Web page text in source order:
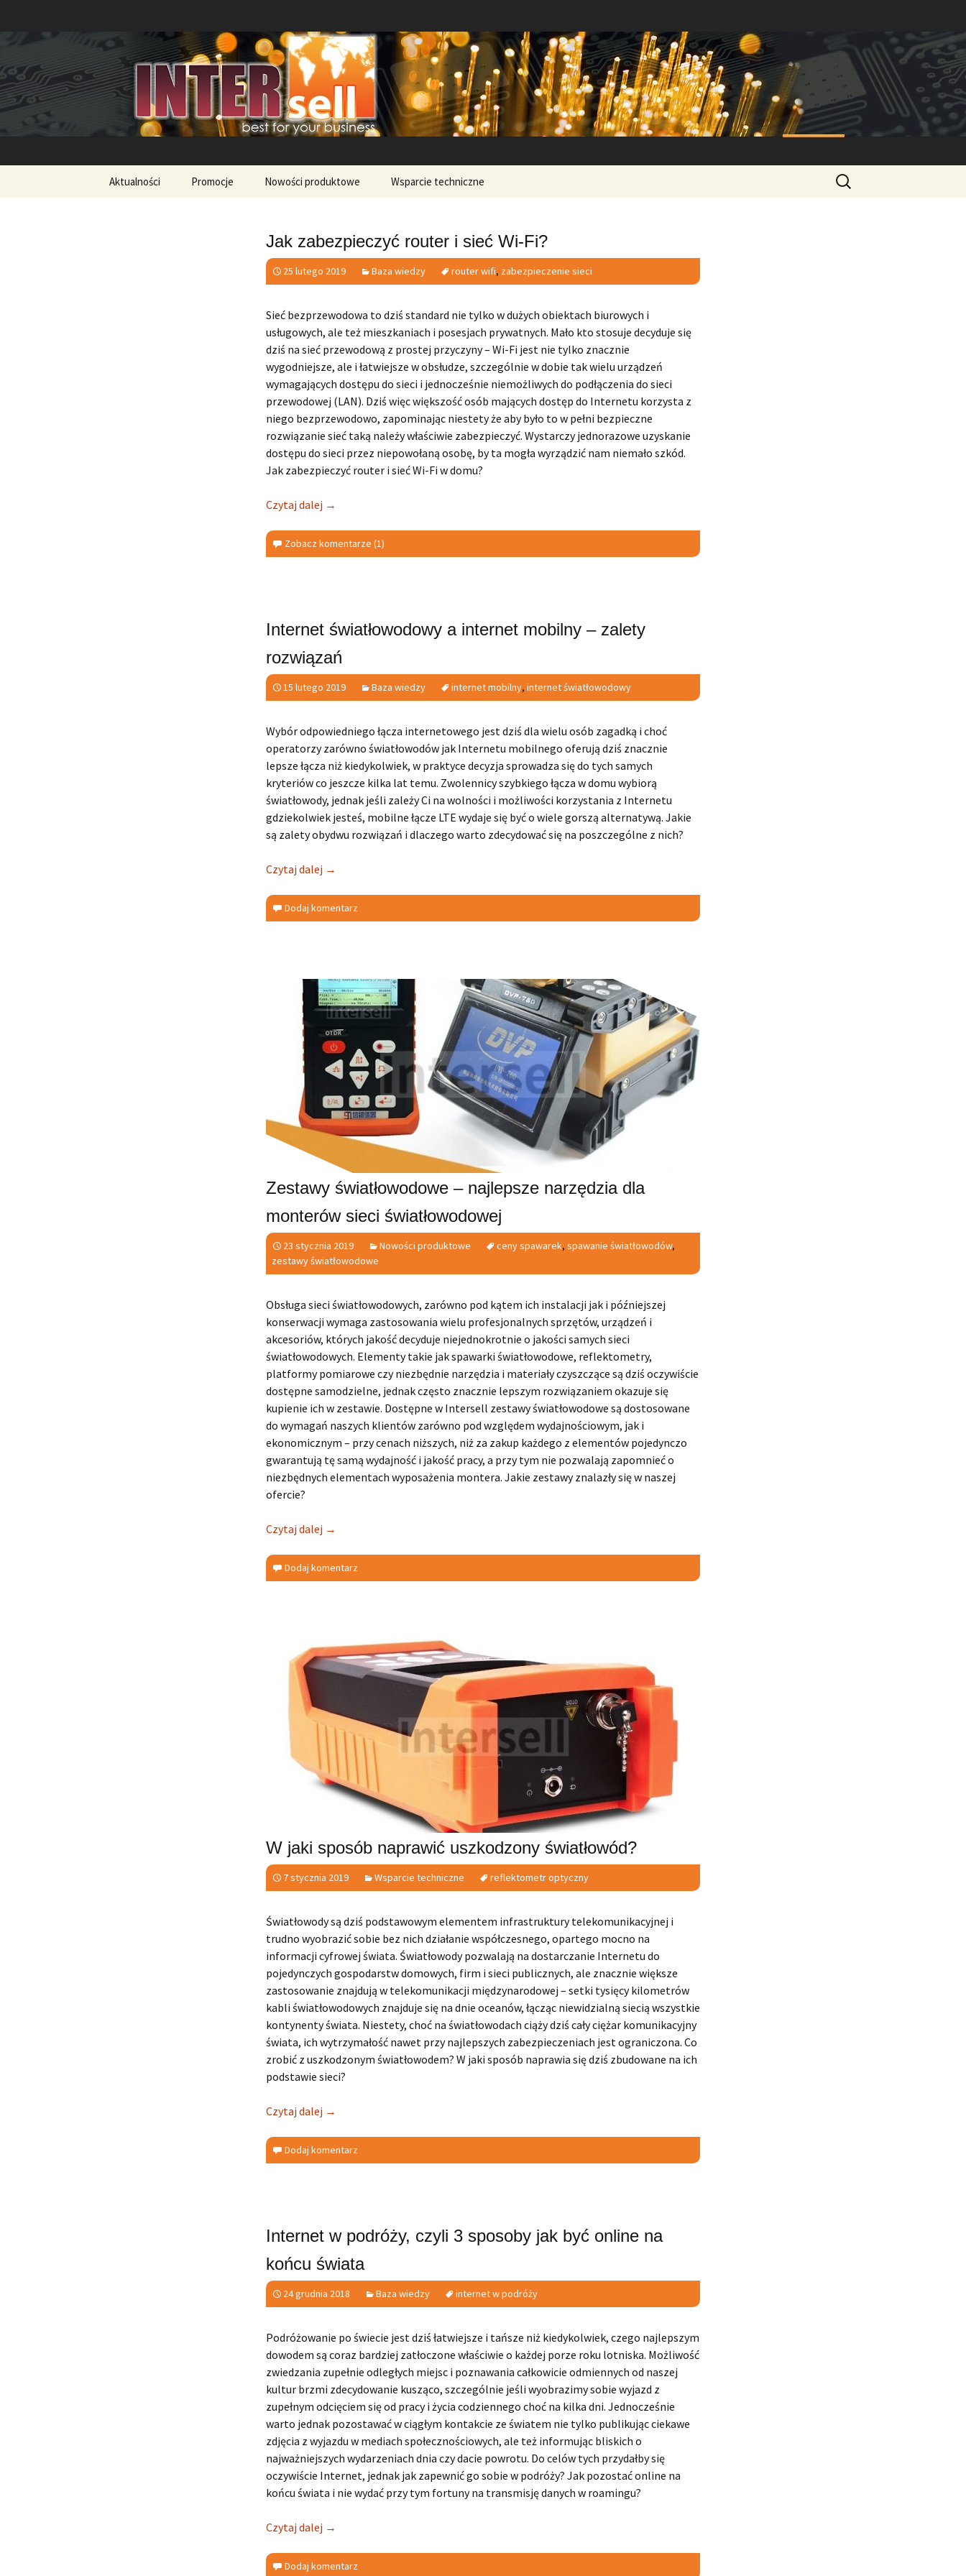
Intersell
Przeskocz do treści
Aktualności Promocje Nowości produktowe Wsparcie techniczne Szukaj:
Jak zabezpieczyć router i sieć Wi-Fi?
25 lutego 2019 Baza wiedzy router wifi, zabezpieczenie sieci
Sieć bezprzewodowa to dziś standard nie tylko w dużych obiektach biurowych i
usługowych, ale też mieszkaniach i posesjach prywatnych. Mało kto stosuje decyduje się
dziś na sieć przewodową z prostej przyczyny – Wi-Fi jest nie tylko znacznie
wygodniejsze, ale i łatwiejsze w obsłudze, szczególnie w dobie tak wielu urządzeń
wymagających dostępu do sieci i jednocześnie niemożliwych do podłączenia do sieci
przewodowej (LAN). Dziś więc większość osób mających dostęp do Internetu korzysta z
niego bezprzewodowo, zapominając niestety że aby było to w pełni bezpieczne
rozwiązanie sieć taką należy właściwie zabezpieczyć. Wystarczy jednorazowe uzyskanie
dostępu do sieci przez niepowołaną osobę, by ta mogła wyrządzić nam niemało szkód.
Jak zabezpieczyć router i sieć Wi-Fi w domu?
Czytaj dalej →
Zobacz komentarze (1)
Internet światłowodowy a internet mobilny – zalety
rozwiązań
15 lutego 2019 Baza wiedzy internet mobilny, internet światłowodowy
Wybór odpowiedniego łącza internetowego jest dziś dla wielu osób zagadką i choć
operatorzy zarówno światłowodów jak Internetu mobilnego oferują dziś znacznie
lepsze łącza niż kiedykolwiek, w praktyce decyzja sprowadza się do tych samych
kryteriów co jeszcze kilka lat temu. Zwolennicy szybkiego łącza w domu wybiorą
światłowody, jednak jeśli zależy Ci na wolności i możliwości korzystania z Internetu
gdziekolwiek jesteś, mobilne łącze LTE wydaje się być o wiele gorszą alternatywą. Jakie
są zalety obydwu rozwiązań i dlaczego warto zdecydować się na poszczególne z nich?
Czytaj dalej →
Dodaj komentarz
Zestawy światłowodowe – najlepsze narzędzia dla
monterów sieci światłowodowej
23 stycznia 2019 Nowości produktowe ceny spawarek, spawanie światłowodów,
zestawy światłowodowe
Obsługa sieci światłowodowych, zarówno pod kątem ich instalacji jak i późniejszej
konserwacji wymaga zastosowania wielu profesjonalnych sprzętów, urządzeń i
akcesoriów, których jakość decyduje niejednokrotnie o jakości samych sieci
światłowodowych. Elementy takie jak spawarki światłowodowe, reflektometry,
platformy pomiarowe czy niezbędnie narzędzia i materiały czyszczące są dziś oczywiście
dostępne samodzielne, jednak często znacznie lepszym rozwiązaniem okazuje się
kupienie ich w zestawie. Dostępne w Intersell zestawy światłowodowe są dostosowane
do wymagań naszych klientów zarówno pod względem wydajnościowym, jak i
ekonomicznym – przy cenach niższych, niż za zakup każdego z elementów pojedynczo
gwarantują tę samą wydajność i jakość pracy, a przy tym nie pozwalają zapomnieć o
niezbędnych elementach wyposażenia montera. Jakie zestawy znalazły się w naszej
ofercie?
Czytaj dalej →
Dodaj komentarz
W jaki sposób naprawić uszkodzony światłowód?
7 stycznia 2019 Wsparcie techniczne reflektometr optyczny
Światłowody są dziś podstawowym elementem infrastruktury telekomunikacyjnej i
trudno wyobrazić sobie bez nich działanie współczesnego, opartego mocno na
informacji cyfrowej świata. Światłowody pozwalają na dostarczanie Internetu do
pojedynczych gospodarstw domowych, firm i sieci publicznych, ale znacznie większe
zastosowanie znajdują w telekomunikacji międzynarodowej – setki tysięcy kilometrów
kabli światłowodowych znajduje się na dnie oceanów, łącząc niewidzialną siecią wszystkie
kontynenty świata. Niestety, choć na światłowodach ciąży dziś cały ciężar komunikacyjny
świata, ich wytrzymałość nawet przy najlepszych zabezpieczeniach jest ograniczona. Co
zrobić z uszkodzonym światłowodem? W jaki sposób naprawia się dziś zbudowane na ich
podstawie sieci?
Czytaj dalej →
Dodaj komentarz
Internet w podróży, czyli 3 sposoby jak być online na
końcu świata
24 grudnia 2018 Baza wiedzy internet w podróży
Podróżowanie po świecie jest dziś łatwiejsze i tańsze niż kiedykolwiek, czego najlepszym
dowodem są coraz bardziej zatłoczone właściwie o każdej porze roku lotniska. Możliwość
zwiedzania zupełnie odległych miejsc i poznawania całkowicie odmiennych od naszej
kultur brzmi zdecydowanie kusząco, szczególnie jeśli wyobrazimy sobie wyjazd z
zupełnym odcięciem się od pracy i życia codziennego choć na kilka dni. Jednocześnie
warto jednak pozostawać w ciągłym kontakcie ze światem nie tylko publikując ciekawe
zdjęcia z wyjazdu w mediach społecznościowych, ale też informując bliskich o
najważniejszych wydarzeniach dnia czy dacie powrotu. Do celów tych przydałby się
oczywiście Internet, jednak jak zapewnić go sobie w podróży? Jak pozostać online na
końcu świata i nie wydać przy tym fortuny na transmisję danych w roamingu?
Czytaj dalej →
Dodaj komentarz